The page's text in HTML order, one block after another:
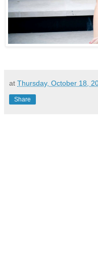
at Thursday, October 18,
Share